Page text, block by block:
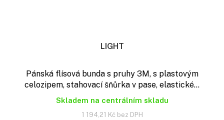
LIGHT
Pánská flísová bunda s pruhy 3M, s plastovým
celozipem, stahovací šňůrka v pase, elastické...
Skladem na centrálním skladu
1 194,21 Kč bez DPH